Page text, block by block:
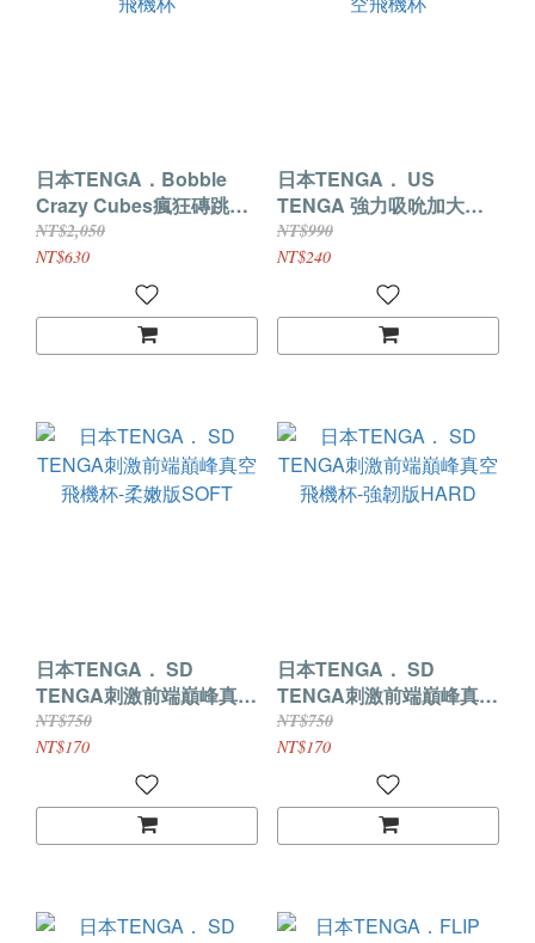
日本TENGA．Bobble
Crazy Cubes瘋狂磚跳動
飛機杯
NT$2,050
NT$630
日本TENGA． US
TENGA 強力吸吮加大真
空飛機杯
NT$990
NT$240
日本TENGA． SD
TENGA刺激前端巔峰真空
飛機杯-柔嫩版SOFT
NT$750
NT$170
日本TENGA． SD
TENGA刺激前端巔峰真空
飛機杯-強韌版HARD
NT$750
NT$170